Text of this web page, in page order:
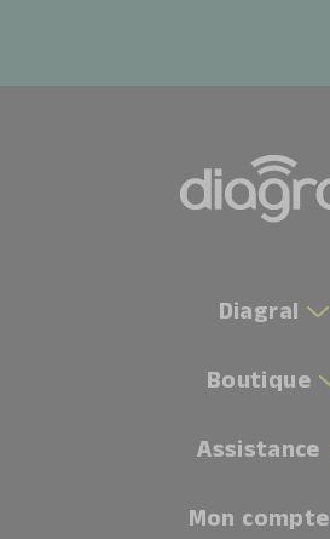
Diagral
Boutique
Assistance
Mon compte